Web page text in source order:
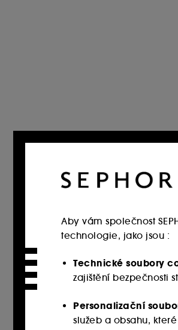
Aby vám společnost
technologie, jako jsou :
Technické soubory
zajištění bezpečnosti
Personalizační
služeb a obsahu,